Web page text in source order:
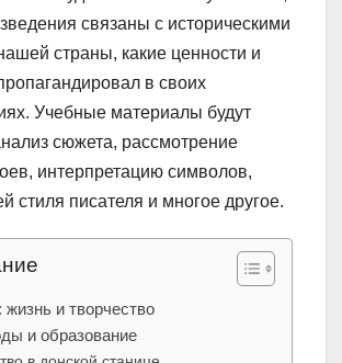
связаны с историческими
страны, какие ценности и
в своих
Учебные материалы будут
сюжета, рассмотрение
интерпретацию символов,
стиля писателя и многое другое.
и творчество
и образование